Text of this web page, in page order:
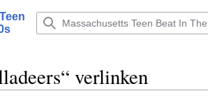
verlinken